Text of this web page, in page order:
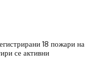
18 пожари на
се активни